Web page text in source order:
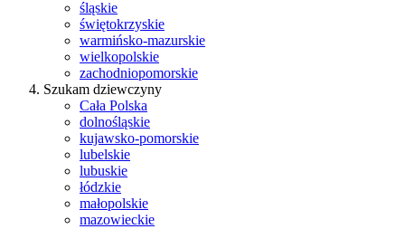
śląskie
świętokrzyskie
warmińsko-mazurskie
wielkopolskie
zachodniopomorskie
Szukam dziewczyny
Cała Polska
dolnośląskie
kujawsko-pomorskie
lubelskie
lubuskie
łódzkie
małopolskie
mazowieckie